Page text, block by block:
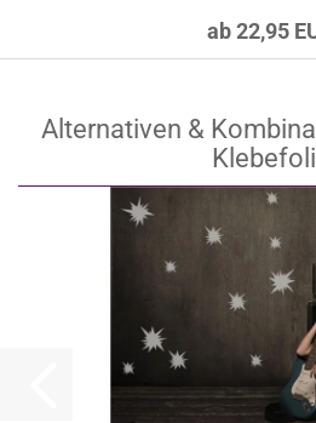
ab 22,95
Alternativen &